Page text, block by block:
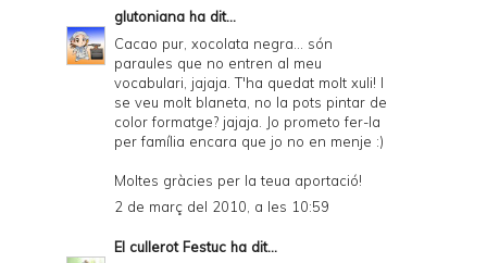
glutoniana ha dit...
Cacao pur, xocolata negra... són
paraules que no entren al meu
vocabulari, jajaja. T'ha quedat molt xuli! I
se veu molt blaneta, no la pots pintar de
color formatge? jajaja. Jo prometo fer-la
per família encara que jo no en menje :)
Moltes gràcies per la teua aportació!
2 de març del 2010, a les 10:59
El cullerot Festuc ha dit...